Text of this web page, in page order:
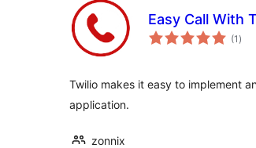
Easy Call With
(1 টা
মুঠ)
Twilio makes it easy to implement
application.
zonnix